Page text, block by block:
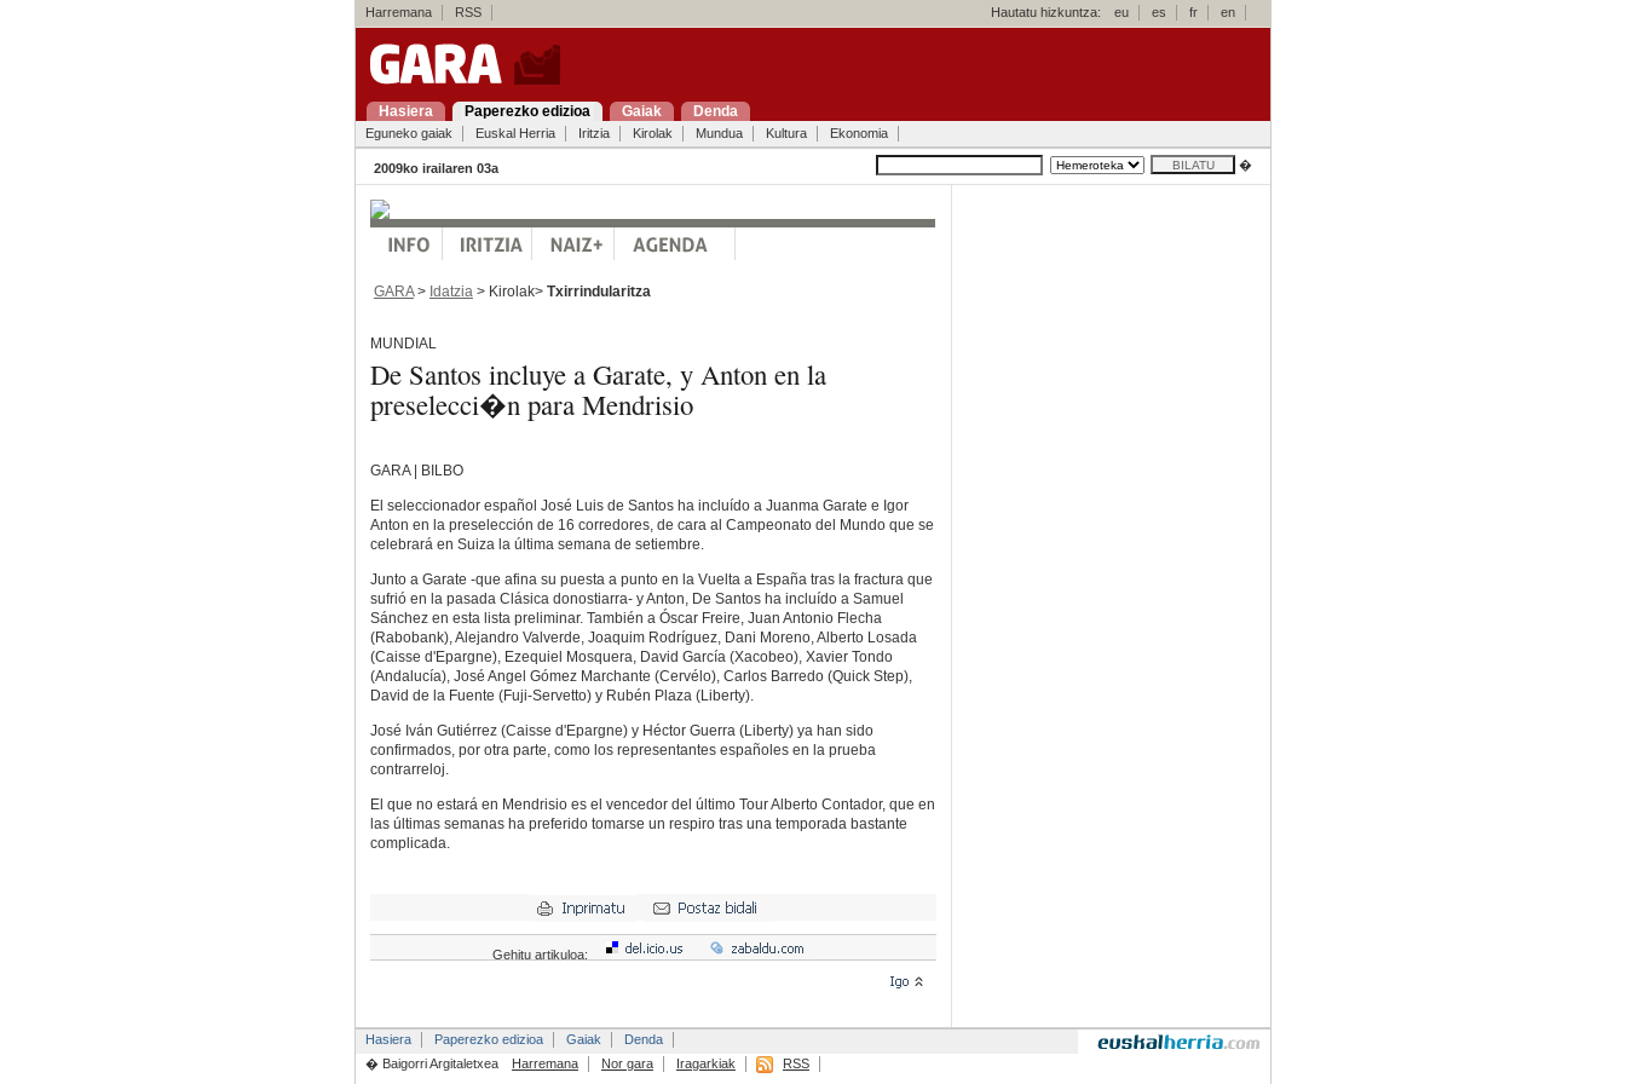
Harremana RSS Hautatu hizkuntza: eu es fr en
Hasiera Paperezko edizioa Gaiak Denda
Eguneko gaiak Euskal Herria Iritzia Kirolak Mundua Kultura Ekonomia
2009ko irailaren 03a �
GARA> Idatzia > Kirolak> Txirrindularitza
MUNDIAL
De Santos incluye a Garate, y Anton en la
preselecci�n para Mendrisio
GARA | BILBO
El seleccionador español José Luis de Santos ha incluído a Juanma Garate e Igor
Anton en la preselección de 16 corredores, de cara al Campeonato del Mundo que se
celebrará en Suiza la última semana de setiembre.
Junto a Garate -que afina su puesta a punto en la Vuelta a España tras la fractura que
sufrió en la pasada Clásica donostiarra- y Anton, De Santos ha incluído a Samuel
Sánchez en esta lista preliminar. También a Óscar Freire, Juan Antonio Flecha
(Rabobank), Alejandro Valverde, Joaquim Rodríguez, Dani Moreno, Alberto Losada
(Caisse d'Epargne), Ezequiel Mosquera, David García (Xacobeo), Xavier Tondo
(Andalucía), José Angel Gómez Marchante (Cervélo), Carlos Barredo (Quick Step),
David de la Fuente (Fuji-Servetto) y Rubén Plaza (Liberty).
José Iván Gutiérrez (Caisse d'Epargne) y Héctor Guerra (Liberty) ya han sido
confirmados, por otra parte, como los representantes españoles en la prueba
contrarreloj.
El que no estará en Mendrisio es el vencedor del último Tour Alberto Contador, que en
las últimas semanas ha preferido tomarse un respiro tras una temporada bastante
complicada.
Gehitu artikuloa:
Hasiera Paperezko edizioa Gaiak
Denda
� Baigorri Argitaletxea
Harremana Nor gara Iragarkiak RSS